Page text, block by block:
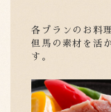
各プランのお料
但馬の素材を活
す。